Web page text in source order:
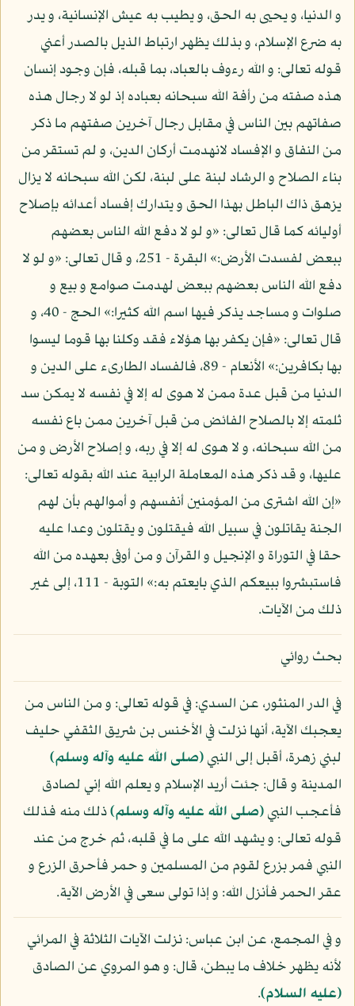
و الدنيا، و يحيى به الحق، و يطيب به عيش الإنسانية، و يدر
به ضرع الإسلام، و بذلك يظهر ارتباط الذيل بالصدر أعني
قوله تعالى: و الله رءوف بالعباد، بما قبله، فإن وجود إنسان
هذه صفته من رأفة الله سبحانه بعباده إذ لو لا رجال هذه
صفاتهم بين الناس في مقابل رجال آخرين صفتهم ما ذكر
من النفاق و الإفساد لانهدمت أركان الدين، و لم تستقر من
بناء الصلاح و الرشاد لبنة على لبنة، لكن الله سبحانه لا يزال
يزهق ذاك الباطل بهذا الحق و يتدارك إفساد أعدائه بإصلاح
أوليائه كما قال تعالى: «و لو لا دفع الله الناس بعضهم
ببعض لفسدت الأرض:» البقرة - 251، و قال تعالى: «و لو لا
دفع الله الناس بعضهم ببعض لهدمت صوامع و بيع و
صلوات و مساجد يذكر فيها اسم الله كثيرا:» الحج - 40، و
قال تعالى: «فإن يكفر بها هؤلاء فقد وكلنا بها قوما ليسوا
بها بكافرين:» الأنعام - 89، فالفساد الطارىء على الدين و
الدنيا من قبل عدة ممن لا هوى له إلا في نفسه لا يمكن سد
ثلمته إلا بالصلاح الفائض من قبل آخرين ممن باع نفسه
من الله سبحانه، و لا هوى له إلا في ربه، و إصلاح الأرض و من
عليها، و قد ذكر هذه المعاملة الرابية عند الله بقوله تعالى:
«إن الله اشترى من المؤمنين أنفسهم و أموالهم بأن لهم
الجنة يقاتلون في سبيل الله فيقتلون و يقتلون وعدا عليه
حقا في التوراة و الإنجيل و القرآن و من أوفى بعهده من الله
فاستبشروا ببيعكم الذي بايعتم به:» التوبة - 111، إلى غير
ذلك من الآيات.
بحث روائي
في الدر المنثور، عن السدي: في قوله تعالى: و من الناس من
يعجبك الآية، أنها نزلت في الأخنس بن شريق الثقفي حليف
لبني زهرة، أقبل إلى النبي(صلى الله عليه وآله وسلم)
المدينة و قال: جئت أريد الإسلام و يعلم الله إني لصادق
فأعجب النبي(صلى الله عليه وآله وسلم)ذلك منه فذلك
قوله تعالى: و يشهد الله على ما في قلبه، ثم خرج من عند
النبي فمر بزرع لقوم من المسلمين و حمر فأحرق الزرع و
عقر الحمر فأنزل الله: و إذا تولى سعى في الأرض الآية.
و في المجمع، عن ابن عباس: نزلت الآيات الثلاثة في المرائي
لأنه يظهر خلاف ما يبطن، قال: و هو المروي عن الصادق
(عليه السلام).